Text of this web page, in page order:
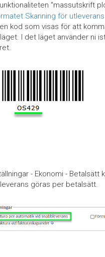
"massutskrift
Skanning för utleverans
kod som visas för att
I det läget använder ni
- Ekonomi - Betalsätt
göras per betalsätt.